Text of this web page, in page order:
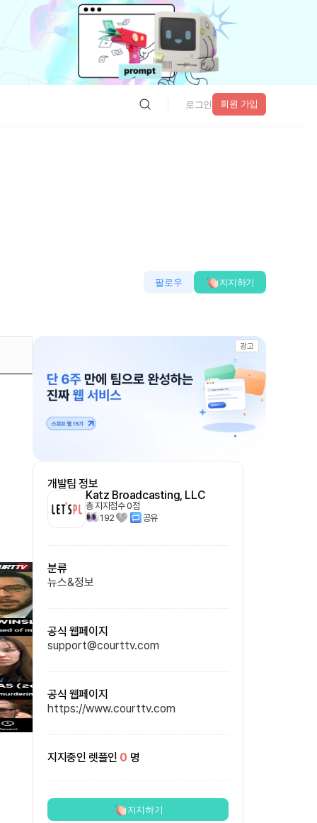
로그인 회원 가입
팔로우 지지하기
광고
개발팀 정보
Katz Broadcasting, LLC
총 지지점수0점
192
공유
분류
뉴스&정보
공식 웹페이지
support@courttv.com
공식 웹페이지
https://www.courttv.com
지지중인 렛플인 0 명
지지하기